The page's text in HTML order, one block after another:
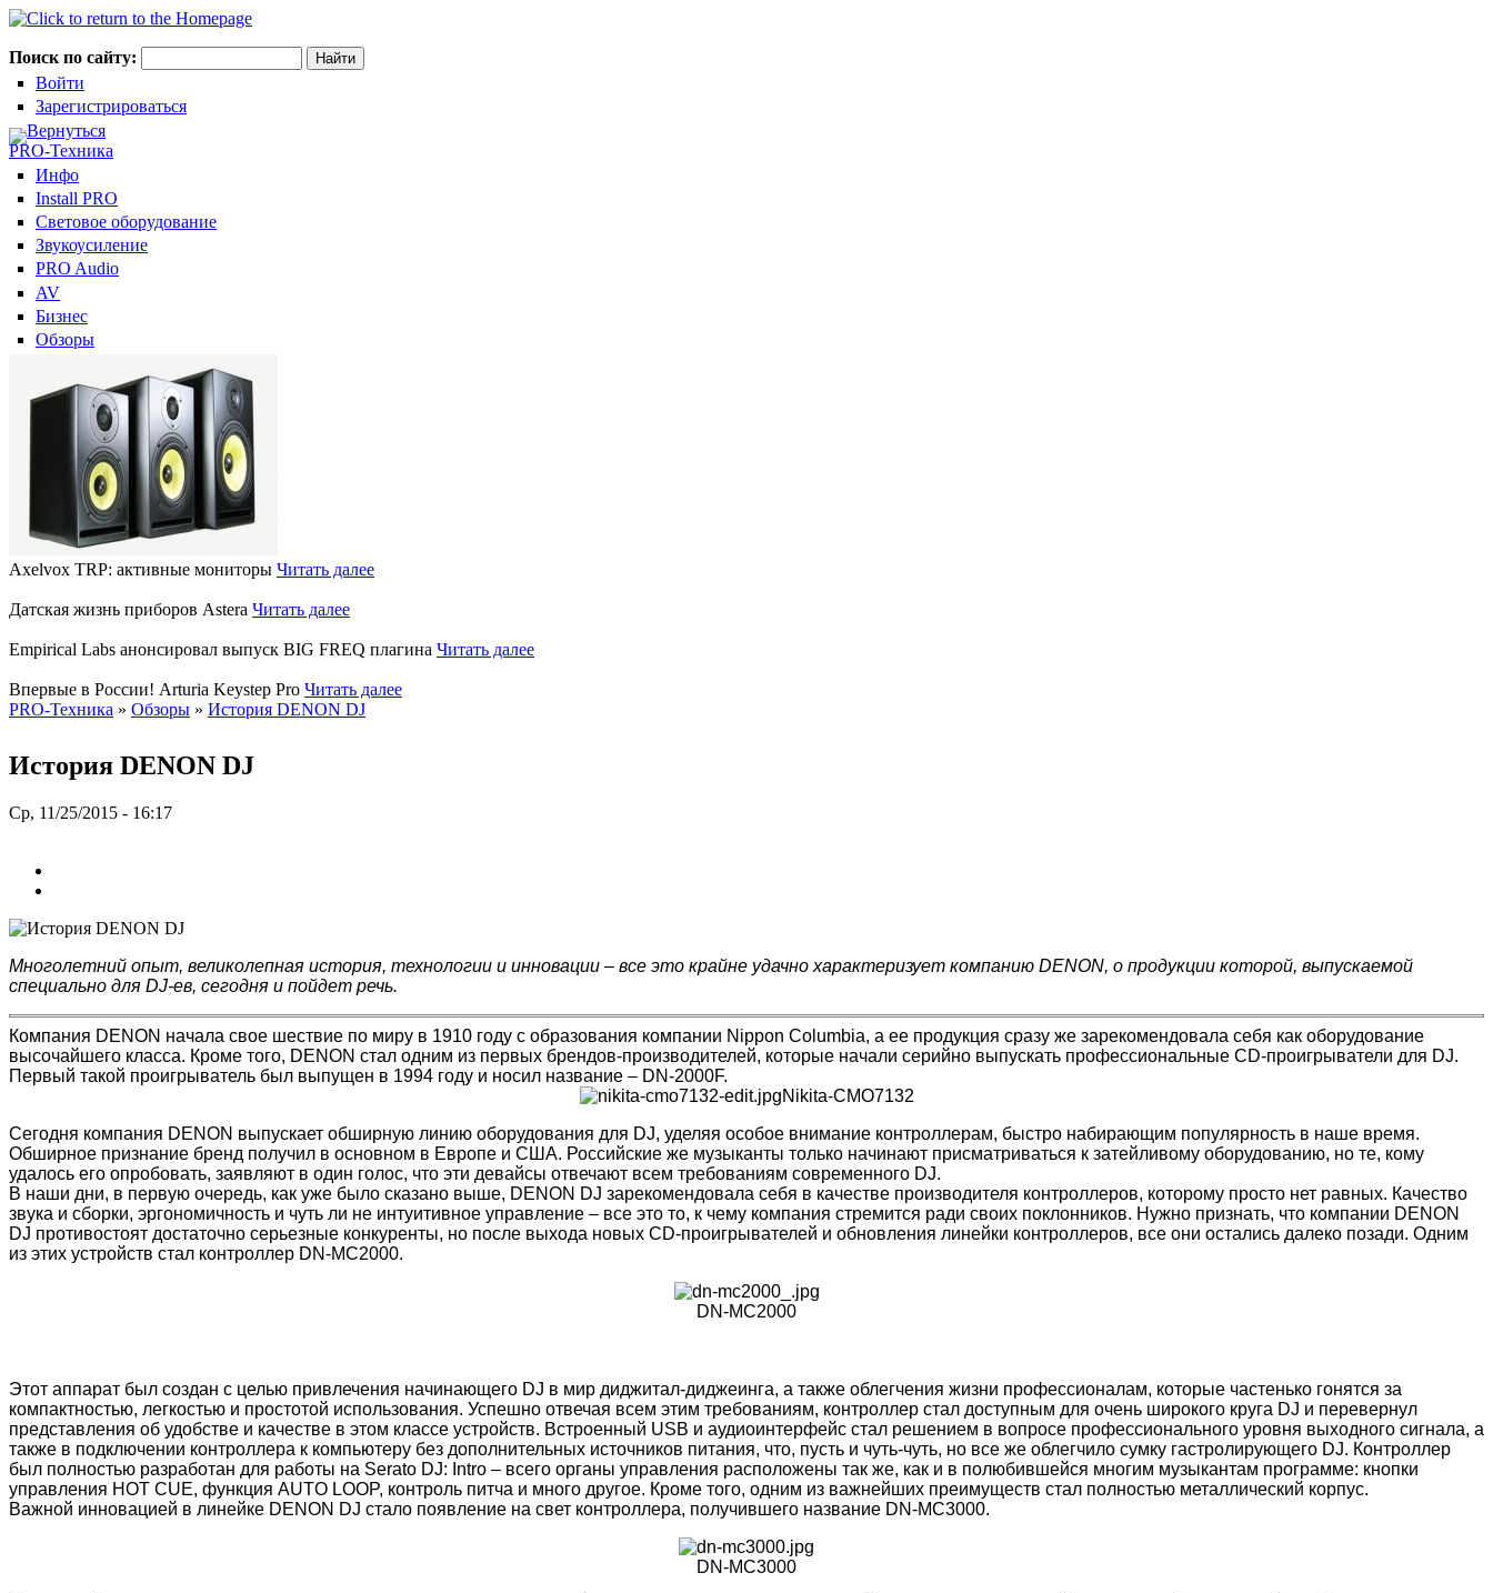
Поиск по сайту:
Войти
Зарегистрироваться
Вернуться
PRO-Техника
Инфо
Install PRO
Световое оборудование
Звукоусиление
PRO Audio
AV
Бизнес
Обзоры
Axelvox TRP: активные мониторы Читать далее
Датская жизнь приборов Astera Читать далее
Empirical Labs анонсировал выпуск BIG FREQ плагина Читать далее
Впервые в России! Arturia Keystep Pro Читать далее
PRO-Техника » Обзоры » История DENON DJ
История DENON DJ
Ср, 11/25/2015 - 16:17
Многолетний опыт, великолепная история, технологии и инновации – все это крайне удачно характеризует компанию DENON, о продукции которой, выпускаемой
специально для DJ-ев, сегодня и пойдет речь.
Компания DENON начала свое шествие по миру в 1910 году с образования компании Nippon Columbia, а ее продукция сразу же зарекомендовала себя как оборудование
высочайшего класса. Кроме того, DENON стал одним из первых брендов-производителей, которые начали серийно выпускать профессиональные CD-проигрыватели для DJ.
Первый такой проигрыватель был выпущен в 1994 году и носил название – DN-2000F.
Nikita-CMO7132
Сегодня компания DENON выпускает обширную линию оборудования для DJ, уделяя особое внимание контроллерам, быстро набирающим популярность в наше время.
Обширное признание бренд получил в основном в Европе и США. Российские же музыканты только начинают присматриваться к затейливому оборудованию, но те, кому
удалось его опробовать, заявляют в один голос, что эти девайсы отвечают всем требованиям современного DJ.
В наши дни, в первую очередь, как уже было сказано выше, DENON DJ зарекомендовала себя в качестве производителя контроллеров, которому просто нет равных. Качество
звука и сборки, эргономичность и чуть ли не интуитивное управление – все это то, к чему компания стремится ради своих поклонников. Нужно признать, что компании DENON
DJ противостоят достаточно серьезные конкуренты, но после выхода новых CD-проигрывателей и обновления линейки контроллеров, все они остались далеко позади. Одним
из этих устройств стал контроллер DN-MC2000.
DN-MC2000
Этот аппарат был создан с целью привлечения начинающего DJ в мир диджитал-диджеинга, а также облегчения жизни профессионалам, которые частенько гонятся за
компактностью, легкостью и простотой использования. Успешно отвечая всем этим требованиям, контроллер стал доступным для очень широкого круга DJ и перевернул
представления об удобстве и качестве в этом классе устройств. Встроенный USB и аудиоинтерфейс стал решением в вопросе профессионального уровня выходного сигнала, а
также в подключении контроллера к компьютеру без дополнительных источников питания, что, пусть и чуть-чуть, но все же облегчило сумку гастролирующего DJ. Контроллер
был полностью разработан для работы на Serato DJ: Intro – всего органы управления расположены так же, как и в полюбившейся многим музыкантам программе: кнопки
управления HOT CUE, функция AUTO LOOP, контроль питча и много другое. Кроме того, одним из важнейших преимуществ стал полностью металлический корпус.
Важной инновацией в линейке DENON DJ стало появление на свет контроллера, получившего название DN-MC3000.
DN-MC3000